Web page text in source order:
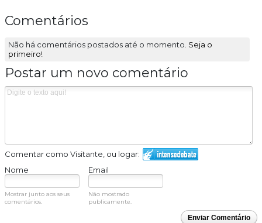
Comentários
Não há comentários postados até o momento. Seja o
primeiro!
Postar um novo comentário
Comentar como Visitante, ou logar:
Nome
Email
Mostrar junto aos seus
comentários.
Não mostrado
publicamente.
Enviar Comentário